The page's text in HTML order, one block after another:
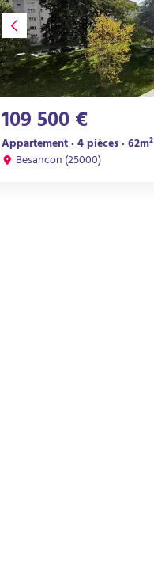
109 500 €
Appartement · 4 pièces · 62m²
Besancon (25000)